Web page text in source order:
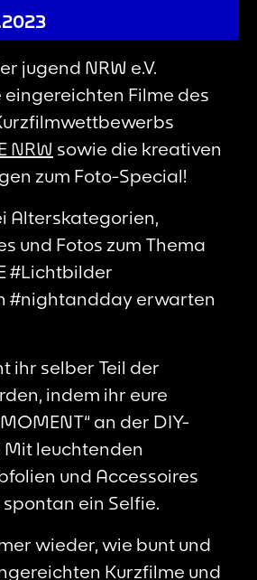
jugend NRW e.V.
Filme des
NRW sowie die kreativen
zum Foto-Special!
Alterskategorien,
und Fotos zum Thema
#Lichtbilder
#nightandday erwarten
ihr selber Teil der
indem ihr eure
an der DIY-
Mit leuchtenden
und Accessoires
ein Selfie.
wieder, wie bunt und
Kurzfilme und